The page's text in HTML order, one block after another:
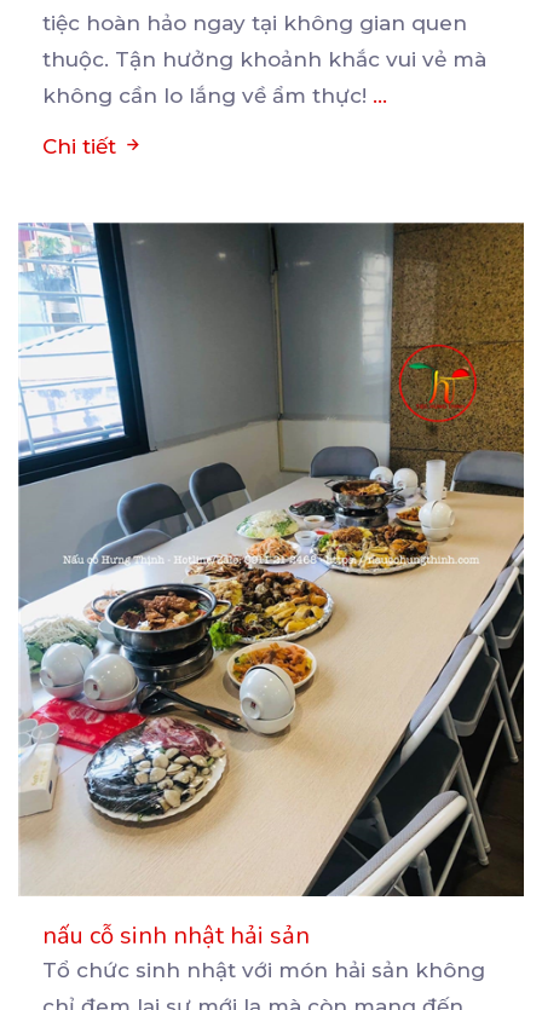
tiệc hoàn hảo ngay tại không gian quen
thuộc. Tận hưởng khoảnh khắc vui vẻ mà
không cần lo lắng về ẩm thực! ...
Chi tiết
nấu cỗ sinh nhật hải sản
Tổ chức sinh nhật với món hải sản không